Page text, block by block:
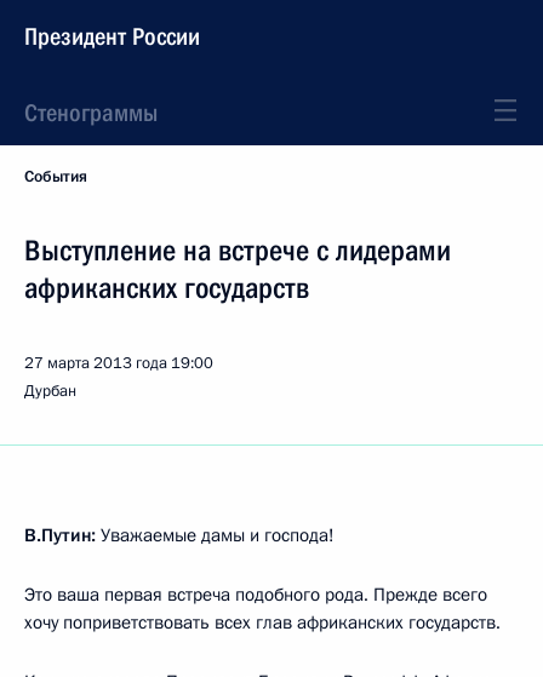
Президент России
Стенограммы
События
Выступление на встрече с лидерами
африканских государств
27 марта 2013 года 19:00
Дурбан
В.Путин: Уважаемые дамы и господа!
Это ваша первая встреча подобного рода. Прежде всего
хочу поприветствовать всех глав африканских государств.